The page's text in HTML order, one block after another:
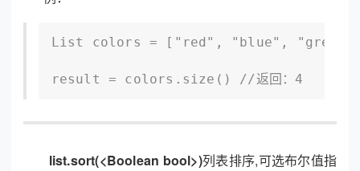
List colors = ["red", "blue",
result = colors.size() //返回：4
list.sort(<Boolean bool>)列表排序,可选布尔值指